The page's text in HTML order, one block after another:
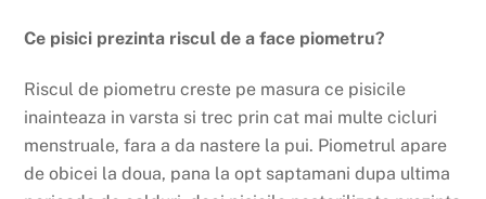
Ce pisici prezinta riscul de a face piometru?
Riscul de piometru creste pe masura ce pisicile
inainteaza in varsta si trec prin cat mai multe cicluri
menstruale, fara a da nastere la pui. Piometrul apare
de obicei la doua, pana la opt saptamani dupa ultima